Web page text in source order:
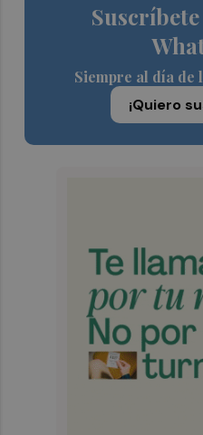
Siempre al día de
¡Quiero